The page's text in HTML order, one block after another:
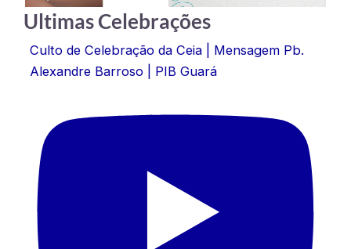
Ultimas Celebrações
Culto de Celebração da Ceia | Mensagem Pb.
Alexandre Barroso | PIB Guará